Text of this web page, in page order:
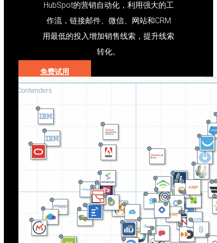
HubSpot的营销自动化，利用强大的工
作流，链接邮件、微信、网站和CRM
用最低的投入增加销售线索，提升线索
转化。
免费试用